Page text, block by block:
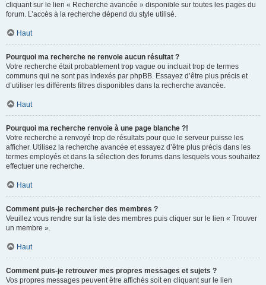
cliquant sur le lien « Recherche avancée » disponible sur toutes les pages du
forum. L’accès à la recherche dépend du style utilisé.
Haut
Pourquoi ma recherche ne renvoie aucun résultat ?
Votre recherche était probablement trop vague ou incluait trop de termes
communs qui ne sont pas indexés par phpBB. Essayez d’être plus précis et
d’utiliser les différents filtres disponibles dans la recherche avancée.
Haut
Pourquoi ma recherche renvoie à une page blanche ?!
Votre recherche a renvoyé trop de résultats pour que le serveur puisse les
afficher. Utilisez la recherche avancée et essayez d’être plus précis dans les
termes employés et dans la sélection des forums dans lesquels vous souhaitez
effectuer une recherche.
Haut
Comment puis-je rechercher des membres ?
Veuillez vous rendre sur la liste des membres puis cliquer sur le lien « Trouver
un membre ».
Haut
Comment puis-je retrouver mes propres messages et sujets ?
Vos propres messages peuvent être affichés soit en cliquant sur le lien